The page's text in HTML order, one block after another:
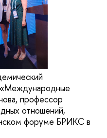
профессор
отношений,
форуме БРИКС в